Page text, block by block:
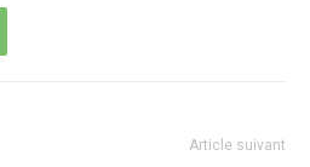
Article suivant